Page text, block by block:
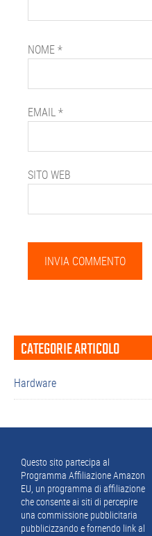
NOME*
EMAIL*
SITO WEB
Barra
laterale
primaria
CATEGORIE ARTICOLO
Hardware
Footer
Questo sito partecipa al
Programma Affiliazione Amazon
EU, un programma di affiliazione
che consente ai siti di percepire
una commissione pubblicitaria
pubblicizzando e fornendo link al